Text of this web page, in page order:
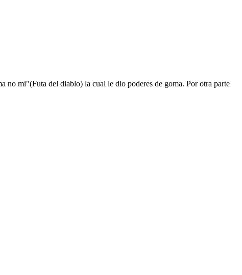
mi"(Futa del diablo) la cual le dio poderes de goma. Por otra parte